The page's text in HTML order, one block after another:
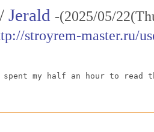
Jerald -(2025/05/
stroyrem-master.ru/
spent my half an hour to